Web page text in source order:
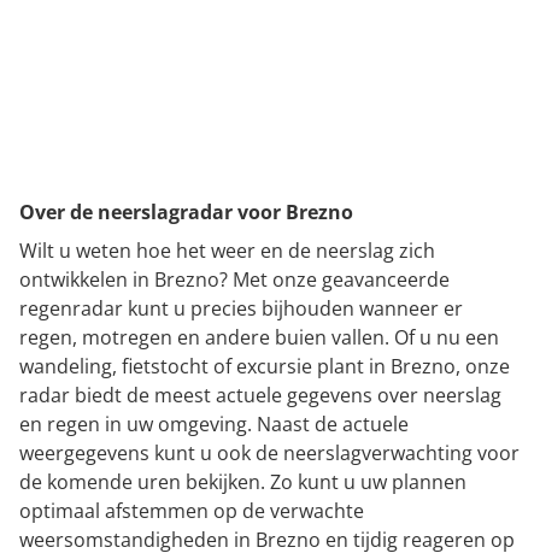
Over de neerslagradar voor Brezno
Wilt u weten hoe het weer en de neerslag zich
ontwikkelen in Brezno? Met onze geavanceerde
regenradar kunt u precies bijhouden wanneer er
regen, motregen en andere buien vallen. Of u nu een
wandeling, fietstocht of excursie plant in Brezno, onze
radar biedt de meest actuele gegevens over neerslag
en regen in uw omgeving. Naast de actuele
weergegevens kunt u ook de neerslagverwachting voor
de komende uren bekijken. Zo kunt u uw plannen
optimaal afstemmen op de verwachte
weersomstandigheden in Brezno en tijdig reageren op